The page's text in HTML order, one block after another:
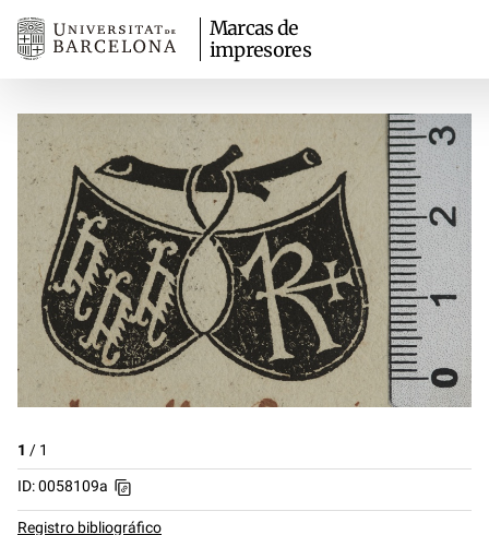
Marcas de
impresores
1 / 1
ID: 0058109a
Registro bibliográfico